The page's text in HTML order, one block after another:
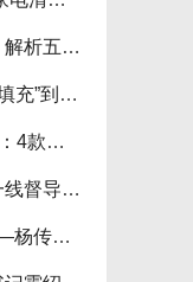
际-本土面
护焕活”
华单品
竹安全管
书楹联